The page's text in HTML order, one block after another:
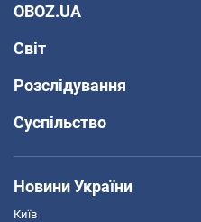
OBOZ.UA
Світ
Розслідування
Суспільство
Новини України
Київ